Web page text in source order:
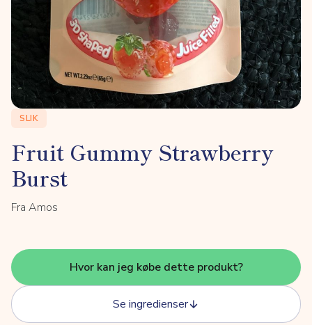
SLIK
Fruit Gummy Strawberry
Burst
Fra Amos
Hvor kan jeg købe dette produkt?
Se ingredienser